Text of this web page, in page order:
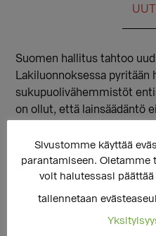
Suomen hallitus tahtoo
Lakiluonnoksessa pyritään
sukupuolivähemmistöt
on ollut, että lainsäädäntö
arvoista kohtelua. Laki
Osana lainvalmistelua
Sivustomme käyttää
parantamiseen. Oletamme
voit halutessasi
tallennetaan